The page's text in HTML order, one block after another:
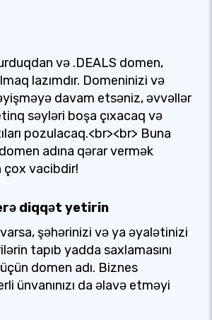
və .DEALS domen,
lazımdır. Domeninizi və
davam etsəniz, əvvəllər
səyləri boşa çıxacaq və
pozulacaq.<br><br> Buna
adına qərar vermək
çox vacibdir!
diqqət yetirin
şəhərinizi və ya əyalətinizi
tapıb yadda saxlamasını
domen adı. Biznes
ünvanınızı da əlavə etməyi